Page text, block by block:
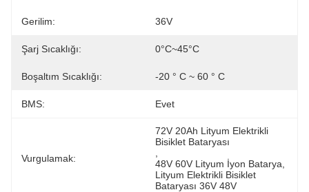
Gerilim: 36V
Şarj Sıcaklığı: 0°C~45°C
Boşaltım Sıcaklığı: -20 ° C ~ 60 ° C
BMS: Evet
Vurgulamak:
72V 20Ah Lityum Elektrikli
Bisiklet Bataryası
48V 60V Lityum İyon Batarya
Lityum Elektrikli Bisiklet
Bataryası 36V 48V